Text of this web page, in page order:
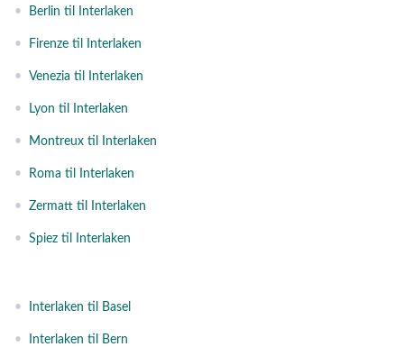
• Berlin til Interlaken
• Firenze til Interlaken
• Venezia til Interlaken
• Lyon til Interlaken
• Montreux til Interlaken
• Roma til Interlaken
• Zermatt til Interlaken
• Spiez til Interlaken
• Interlaken til Basel
• Interlaken til Bern